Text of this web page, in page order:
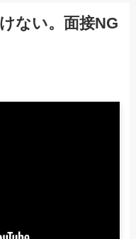
ない。面接NG